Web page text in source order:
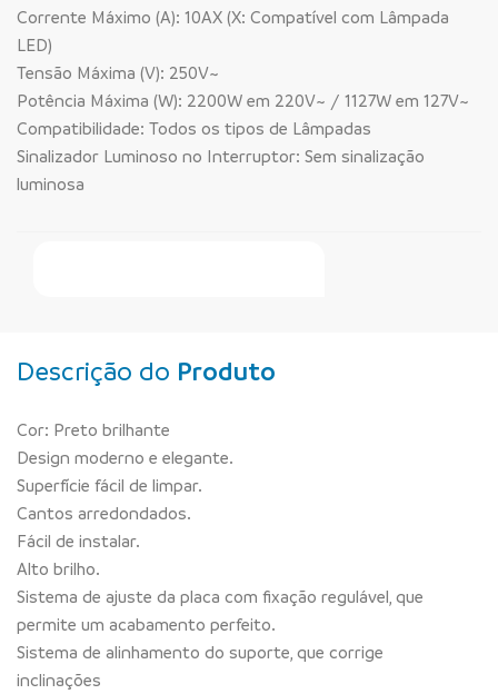
Corrente Máximo (A): 10AX (X: Compatível com Lâmpada
LED)
Tensão Máxima (V): 250V~
Potência Máxima (W): 2200W em 220V~ / 1127W em 127V~
Compatibilidade: Todos os tipos de Lâmpadas
Sinalizador Luminoso no Interruptor: Sem sinalização
luminosa
Descrição do Produto
Cor: Preto brilhante
Design moderno e elegante.
Superfície fácil de limpar.
Cantos arredondados.
Fácil de instalar.
Alto brilho.
Sistema de ajuste da placa com fixação regulável, que
permite um acabamento perfeito.
Sistema de alinhamento do suporte, que corrige
inclinações